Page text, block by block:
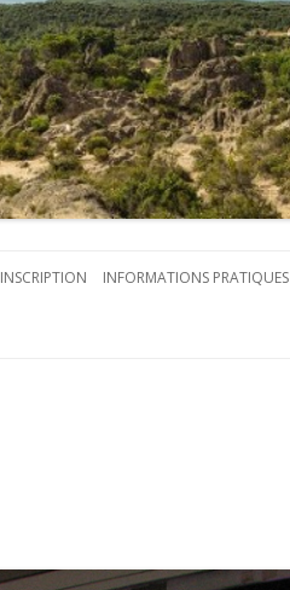
INSCRIPTION INFORMATIONS PRATIQUES